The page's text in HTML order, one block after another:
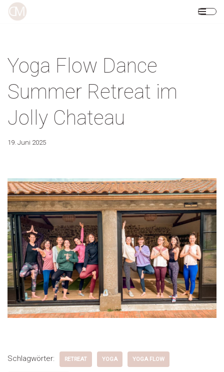
Yoga Flow Dance
Summer Retreat im
Jolly Chateau
19. Juni 2025
Schlagwörter: RETREAT YOGA YOGA FLOW